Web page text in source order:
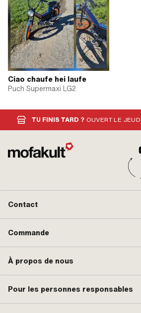
Ciao chaufe hei laufe
Puch Supermaxi LG2
TU FINIS TARD ? OUVERT LE
Contact
Commande
À propos de nous
Pour les personnes responsables